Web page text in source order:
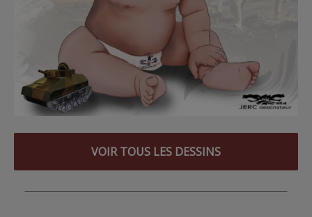
VOIR TOUS LES DESSINS